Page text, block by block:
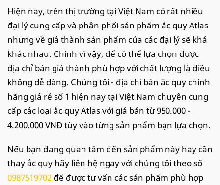
Hiện nay, trên thị trường tại Việt Nam có rất nhiều
đại lý cung cấp và phân phối sản phẩm ắc quy Atlas
nhưng về giá thành sản phẩm của các đại lý sẽ khá
khác nhau. Chính vì vậy, để có thể lựa chọn được
địa chỉ bán giá thành phù hợp với chất lượng là điều
không dễ dàng. Chúng tôi - địa chỉ bán ắc quy chính
hãng giá rẻ số 1 hiện nay tại Việt Nam chuyên cung
cấp các loại ắc quy Atlas với giá bán từ 950.000 -
4.200.000 VNĐ tùy vào từng sản phẩm bạn lựa chọn.
Nếu bạn đang quan tâm đến sản phẩm này hay cần
thay ắc quy hãy liên hệ ngay với chúng tôi theo số
0987519702 để được tư vấn các sản phẩm phù hợp